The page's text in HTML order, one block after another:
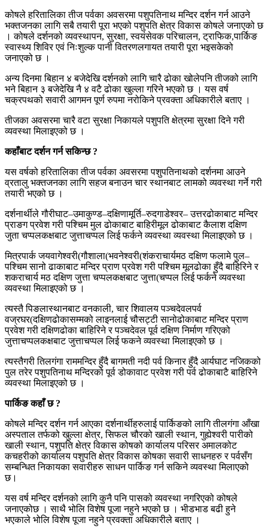
कोषले हरितालिका तीज पर्वका अवसरमा पशुपतिनाथ मन्दिर दर्शन गर्न आउने
भक्तजनका लागि सबै तयारी पूरा भएको पशुपति क्षेत्र विकास कोषले जनाएको छ
। कोषले दर्शनको व्यवस्थापन, सुरक्षा, स्वयंसेवक परिचालन, ट्राफिक,पार्किङ
स्वास्थ्य शिविर एवं निःशुल्क पानी वितरणलगायत तयारी पूरा भइसकेको
जनाएको छ ।
अन्य दिनमा बिहान ४ बजेदेखि दर्शनको लागि चारै ढोका खोलेपनि तीजको लागि
भने बिहान ३ बजेदेखि नै ४ वटै ढोका खुल्ला गरिने भएको छ । यस वर्ष
चक्रपथको सवारी आगमन पूर्ण रुपमा नरोकिने प्रवक्ता अधिकारीले बताए ।
तीजका अवसरमा चारै वटा सुरक्षा निकायले पशुपति क्षेत्रमा सुरक्षा दिने गरी
व्यवस्था मिलाइएको छ ।
कहाँबाट दर्शन गर्न सकिन्छ ?
यस वर्षको हरितालिका तीज पर्वका अवसरमा पशुपतिनाथको दर्शनमा आउने
व्रतालु भक्तजनका लागि सहज बनाउन चार स्थानबाट लामको व्यवस्था गर्ने गरी
तयारी भएको छ ।
दर्शनार्थीले गौरीघाट–उमाकुण्ड–दक्षिणामूर्ति–रुदगाडेश्वर– उत्तरढोकाबाट मन्दिर
प्राङग प्रवेश गरी पश्चिम मुल ढोकाबाट बाहिरीमूल ढोकाबाट कैलाश दक्षिण
जुता चप्पलकक्षबाट जुत्ताचप्पल लिई फर्कने व्यवस्था व्यवस्था मिलाइएको छ ।
मित्रपार्क जयवागेश्वरी(गौशाला(भवनेश्वरी(शंकराचार्यमठ दक्षिण फलामे पुल–
पश्चिम सानो ढाकाबाट मन्दिर प्राण प्रवेश गरी पश्चिम मूलढोका हुँदै बाहिरिने र
शकराचार्य मठ दक्षिण जुत्ता चप्पलकक्षबाट जुत्ता(चप्पल लिई फर्कने व्यवस्था
व्यवस्था मिलाइएको छ ।
त्यस्तै पिङलास्थानबाट वनकाली, चार शिवालय पञ्चदेवलपर्व
वज्रघर(दक्षिणढोकासम्मको लाइनलाई चौसट्टी सानोढोकाबाट मन्दिर प्राण
प्रवेश गरी दक्षिणढोका बाहिरिने र पञ्चदेवल पूर्व दक्षिण निर्माण गरिएको
जुत्ताचप्पलकक्षबाट जुत्ताचप्पल लिई फकने व्यवस्था मिलाइएको छ ।
त्यस्तैगरी तिलगंगा राममन्दिर हुँदै बागमती नदी पर्व किनार हुँदै आर्यघाट नजिकको
पुल तरेर पशुपतिनाथ मन्दिरको पूर्व डोकावाट प्रवेश गरी पर्व ढोकाबाटै बाहिरिने
व्यवस्था मिलाइएको छ ।
पार्किङ कहाँ छ ?
कोषले मन्दिर दर्शन गर्न आएका दर्शनार्थीहरुलाई पार्किङको लागि तीलगंगा आँखा
अस्पताल तर्फको खुल्ला क्षेत्र, सिफल चौरको खाली स्थान, गुह्येश्वरी पारीको
खाली स्थान, पशुपति क्षेत्र विकास कोषको कार्यालय परिसर अमालकोट
कचहरीको कार्यालय पशुपति क्षेत्र विकास कोषका सवारी साधनहरु र पर्वसँग
सम्बन्धित निकायका सवारीहरु साधन पार्किङ गर्न सकिने व्यवस्था मिलाएको
छ।
यस वर्ष मन्दिर दर्शनको लागि कुनै पनि पासको व्यवस्था नगरिएको कोषले
जनाएकोछ । साथै भोलि विशेष पूजा नहुने भएको छ । भीडभाड बढी हुने
भएकाले भोलि विशेष पूजा नहुने प्रवक्ता अधिकारीले बताए ।